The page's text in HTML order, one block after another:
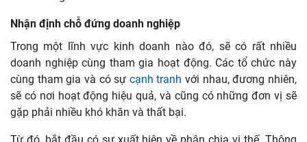
Nhận định chỗ đứng doanh nghiệp
Trong một lĩnh vực kinh doanh nào đó, sẽ có rất nhiều
doanh nghiệp cùng tham gia hoạt động. Các tổ chức này
cùng tham gia và có sự cạnh tranh với nhau, đương nhiên,
sẽ có nơi hoạt động hiệu quả, và cũng có những đơn vị sẽ
gặp phải nhiều khó khăn và thất bại.